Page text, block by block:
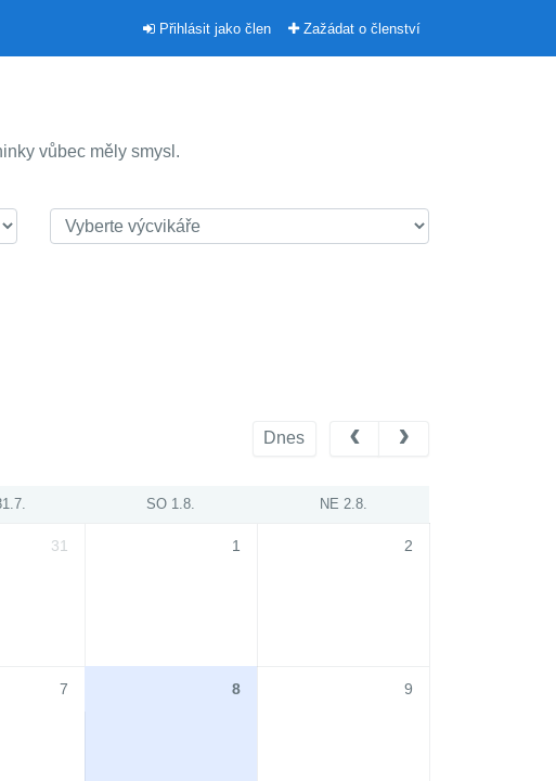
Přihlásit jako člen Zažádat o členství
vůbec měly smysl.
Dnes
SO 1.8. NE 2.8.
31 1 2
7 8 9